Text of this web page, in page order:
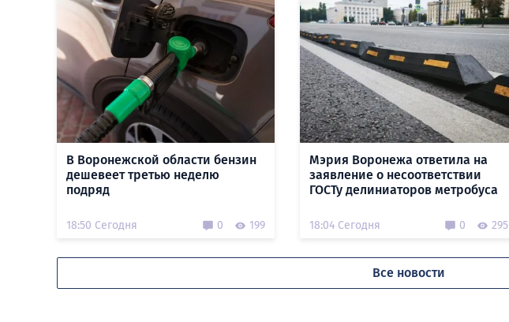
В Воронежской области бензин
дешевеет третью неделю
подряд
18:50 Сегодня 0 199
Мэрия Воронежа ответила на
заявление о несоответствии
ГОСТу делиниаторов метробуса
18:04 Сегодня 0 295
Все новости